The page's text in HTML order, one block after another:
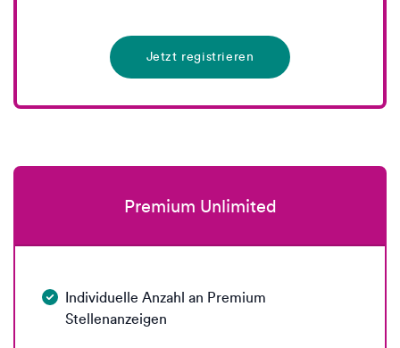
Jetzt registrieren
Premium Unlimited
Individuelle Anzahl an Premium
Stellenanzeigen